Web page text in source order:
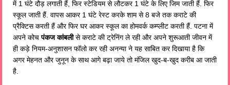
में 1 घंटे दौड़ लगाती हैं, फिर स्टेडियम से लौटकर 1 घंटे के लिए जिम जाती हैं. फिर
स्कूल जाती हैं. वापस आकर 1 घंटे रेस्ट करके शाम से 8 बजे तक कराटे की
प्रैक्टिस करती हैं और फिर घर आकर स्कूल का होमवर्क कम्प्लीट करती हैं. पटना में
अपने कोचपंकज कांबलीसे कराटे की ट्रेनिंग ले रही और अपने शुरूआती जीवन में
ही कड़े नियम-अनुशासन फॉलो कर रही अनन्या ने यह साबित कर दिखाया है कि
अगर मेहनत और जुनून के साथ आगे बढ़ा जाये तो मंजिल खुद-ब-खुद करीब आ जाती
है.